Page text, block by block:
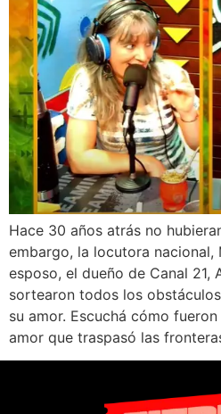
Hace 30 años atrás no
embargo, la locutora nacional,
esposo, el dueño de Canal 21,
sortearon todos los
su amor. Escuchá cómo
amor que traspasó las